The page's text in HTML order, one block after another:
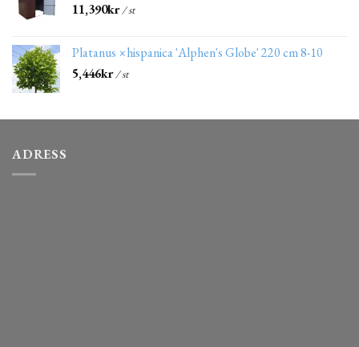
11,390kr/ st
Platanus ×hispanica 'Alphen's Globe' 220 cm 8-10
5,446kr/ st
ADRESS